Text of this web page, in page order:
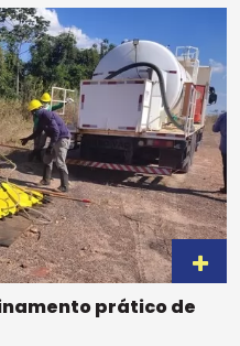
prático de